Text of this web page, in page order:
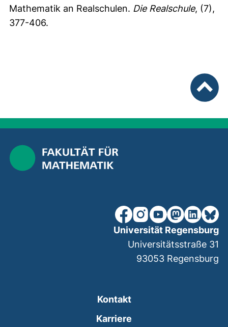
Mathematik an Realschulen. Die Realschule, (7),
377-406.
unsere Facebook-Seite
unsere Instagram-
unsere YouTube-
unsereunsere
Kontakt
Karriere
Universität Regensburg
Universitätsstraße 31
93053 Regensburg